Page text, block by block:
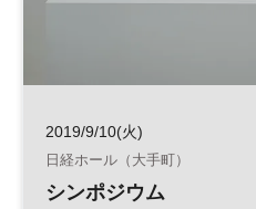
2019/9/10(火)
日経ホール（大手町）
シンポジウム